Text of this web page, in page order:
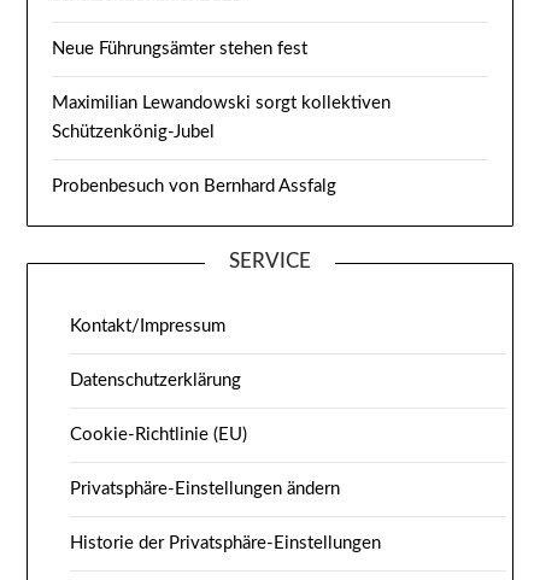
Neue Führungsämter stehen fest
Maximilian Lewandowski sorgt kollektiven
Schützenkönig-Jubel
Probenbesuch von Bernhard Assfalg
SERVICE
Kontakt/Impressum
Datenschutzerklärung
Cookie-Richtlinie (EU)
Privatsphäre-Einstellungen ändern
Historie der Privatsphäre-Einstellungen